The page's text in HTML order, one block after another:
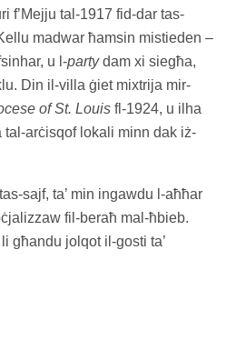
f’Mejju tal-1917 fid-dar tas-
madwar ħamsin mistieden –
u l-partydam xi siegħa,
Din il-villa ġiet mixtrija mir-
of St. Louis fl-1924, u ilha
arċisqof lokali minn dak iż-
sajf, ta’ min ingawdu l-aħħar
fil-beraħ mal-ħbieb.
li għandu jolqot il-gosti ta’